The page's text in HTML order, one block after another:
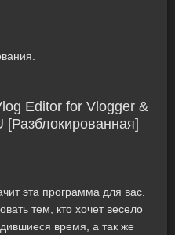
Editor for Vlogger &
[Разблокированная]
эта программа для вас.
тем, кто хочет весело
время, а так же